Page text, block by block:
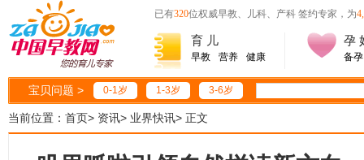
已有320位权威早教、儿科、产科 签约专家，为
育 儿
早教 营养 健康
孕
备孕
宝贝问题 > 0-1岁 1-3岁 3-6岁
当前位置： 首页> 资讯> 业界快讯> 正文